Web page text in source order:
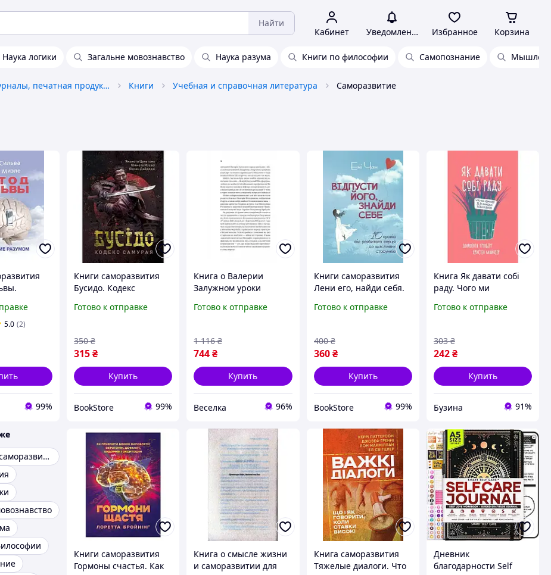
Найти
Кабинет Уведомления Избранное Корзина
Наука логики Загальне мовознавство Наука разума Книги по философии Самопознание
Книги, журналы, печатная продукция Книги Учебная и справочная литература Саморазвитие
5.0 (2)
99%
Книги саморазвития
Бусидо. Кодекс
Цунетомо, Миамото
Дайдодзи
Готово к отправке
315₴
350 ₴
Купить
BookStore 99%
Книга о Валерии
Залужном уроки
саморазвития для
профессионалов FLAME
Готово к отправке
744₴
1 116 ₴
Купить
Веселка 96%
Книги саморазвития
Лени его, найди себя.
сердца до счастливых
Готово к отправке
360 ₴
400 ₴
Купить
BookStore 99%
Книга Як давати собі
раду. Чого ми
книжками із
Ґрінберґ, К. Майнзер
Yakaboo Publishing
Готово к отправке
242₴
303 ₴
Купить
Бузина 91%
Книги для саморазвития
Книги саморазвития
Гормоны счастья. Как
Книга о смысле жизни
и саморазвитии для
Книга саморазвития
Тяжелые диалоги. Что
Дневник
благодарности Self